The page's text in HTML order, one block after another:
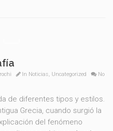
In Noticias, Uncategorized
No
de diferentes tipos y estilos.
Grecia, cuando surgió la
del fenómeno